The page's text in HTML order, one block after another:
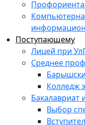
Поступающему
Лицей при
Среднее
Колледж
Бакалавриат
Выбор